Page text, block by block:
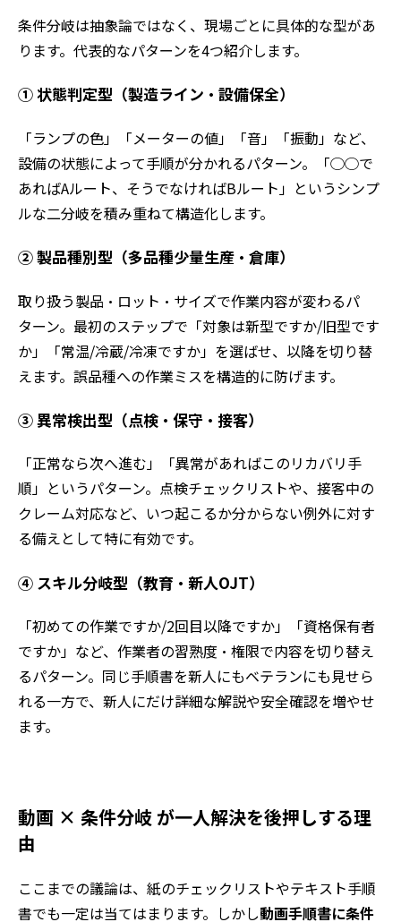
条件分岐は抽象論ではなく、現場ごとに具体的な型があ
ります。代表的なパターンを4つ紹介します。
① 状態判定型（製造ライン・設備保全）
「ランプの色」「メーターの値」「音」「振動」など、
設備の状態によって手順が分かれるパターン。「◯◯で
あればAルート、そうでなければBルート」というシンプ
ルな二分岐を積み重ねて構造化します。
② 製品種別型（多品種少量生産・倉庫）
取り扱う製品・ロット・サイズで作業内容が変わるパ
ターン。最初のステップで「対象は新型ですか/旧型です
か」「常温/冷蔵/冷凍ですか」を選ばせ、以降を切り替
えます。誤品種への作業ミスを構造的に防げます。
③ 異常検出型（点検・保守・接客）
「正常なら次へ進む」「異常があればこのリカバリ手
順」というパターン。点検チェックリストや、接客中の
クレーム対応など、いつ起こるか分からない例外に対す
る備えとして特に有効です。
④ スキル分岐型（教育・新人OJT）
「初めての作業ですか/2回目以降ですか」「資格保有者
ですか」など、作業者の習熟度・権限で内容を切り替え
るパターン。同じ手順書を新人にもベテランにも見せら
れる一方で、新人にだけ詳細な解説や安全確認を増やせ
ます。
動画 × 条件分岐 が一人解決を後押しする理
由
ここまでの議論は、紙のチェックリストやテキスト手順
書でも一定は当てはまります。しかし動画手順書に条件